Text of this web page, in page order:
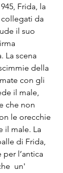
Frida, la
da
il suo
La scena
della
con gli
il male,
che non
le orecchie
il male. La
di Frida,
l’antica
un'